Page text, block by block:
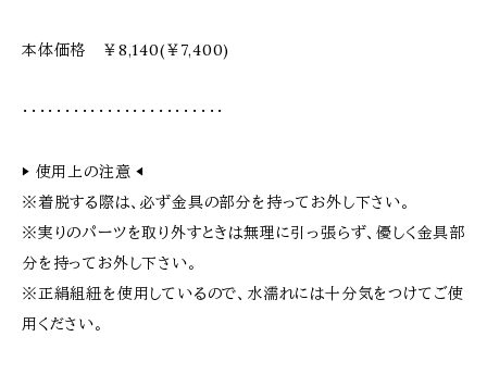
本体価格 ￥8,140(￥7,400)
・・・・・・・・・・・・・・・・・・・・・・・・
▶︎ 使用上の注意 ◀︎
※着脱する際は、必ず金具の部分を持ってお外し下さい。
※実りのパーツを取り外すときは無理に引っ張らず、優しく金具部
分を持ってお外し下さい。
※正絹組紐を使用しているので、水濡れには十分気をつけてご使
用ください。